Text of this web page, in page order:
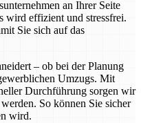
an Ihrer Seite
wird effizient und stressfrei.
Sie sich auf das
– ob bei der Planung
Umzugs. Mit
Durchführung sorgen wir
So können Sie sicher
wird.